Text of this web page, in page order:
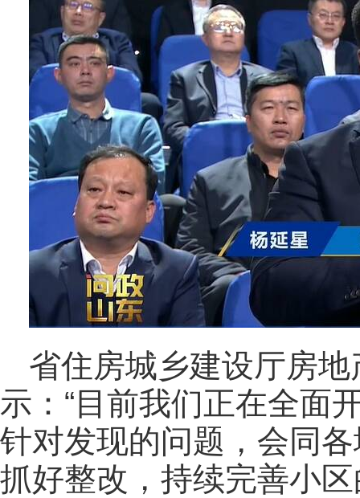
省住房城乡建设厅房
示：“目前我们正在全面
针对发现的问题，会同
抓好整改，持续完善小